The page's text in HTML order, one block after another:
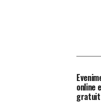
online
gratuit